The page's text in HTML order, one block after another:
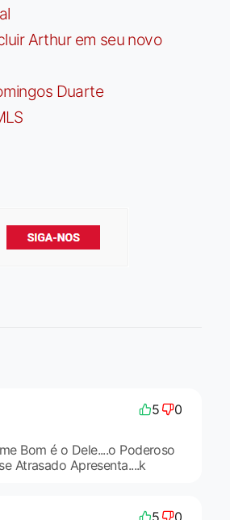
Arthur em seu novo
Duarte
5 0
Bom é o Dele....o Poderoso
Atrasado Apresenta....k
5 0